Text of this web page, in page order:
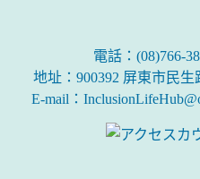
電話：(08)766-
地址：900392 屏東市民生
E-mail：